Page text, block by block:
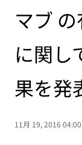
マブ
に関
果を発
11月 19, 2016